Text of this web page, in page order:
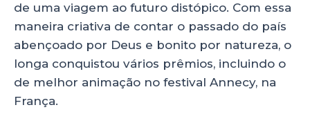
de uma viagem ao futuro distópico. Com essa
maneira criativa de contar o passado do país
abençoado por Deus e bonito por natureza, o
longa conquistou vários prêmios, incluindo o
de melhor animação no festival Annecy, na
França.